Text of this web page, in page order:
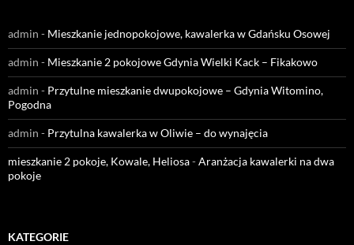
admin - Mieszkanie jednopokojowe, kawalerka w Gdańsku Osowej
admin - Mieszkanie 2 pokojowe Gdynia Wielki Kack – Fikakowo
admin - Przytulne mieszkanie dwupokojowe – Gdynia Witomino,
Pogodna
admin - Przytulna kawalerka w Oliwie – do wynajęcia
mieszkanie 2 pokoje, Kowale, Heliosa-Aranżacja kawalerki na dwa
pokoje
KATEGORIE